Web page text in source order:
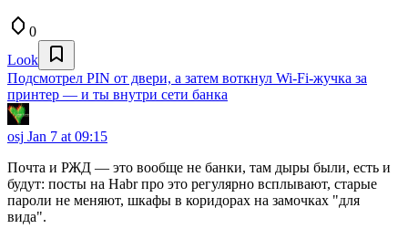
0
Look
Подсмотрел PIN от двери, а затем воткнул Wi-Fi-жучка за
принтер — и ты внутри сети банка
osj Jan 7 at 09:15
Почта и РЖД — это вообще не банки, там дыры были, есть и
будут: посты на Habr про это регулярно всплывают, старые
пароли не меняют, шкафы в коридорах на замочках "для
вида".